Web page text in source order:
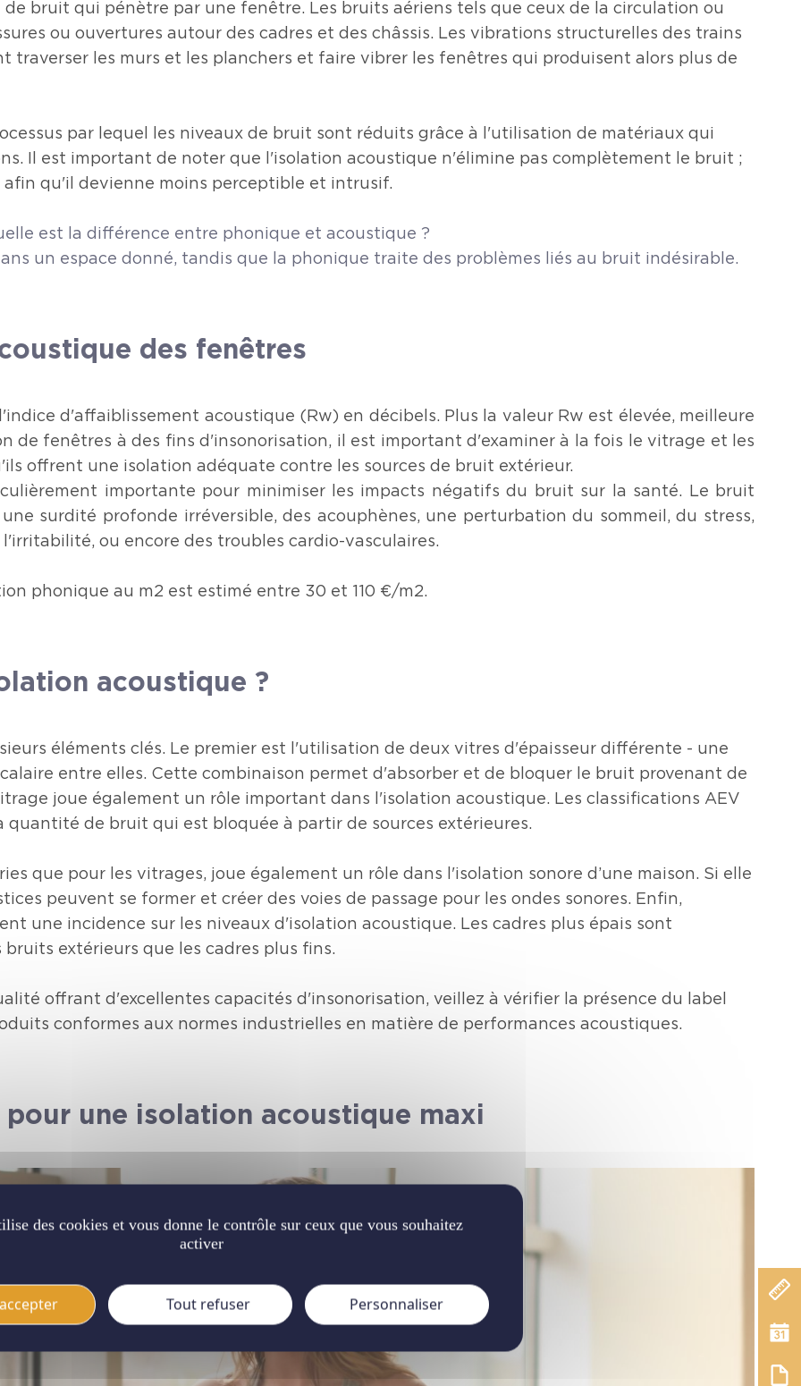
bruit qui pénètre par une fenêtre. Les bruits aériens tels que ceux de la circulation ou
ou ouvertures autour des cadres et des châssis. Les vibrations structurelles des trains
traverser les murs et les planchers et faire vibrer les fenêtres qui produisent alors plus de
par lequel les niveaux de bruit sont réduits grâce à l'utilisation de matériaux qui
Il est important de noter que l'isolation acoustique n'élimine pas complètement le bruit ;
qu'il devienne moins perceptible et intrusif.
est la différence entre phonique et acoustique ?
un espace donné, tandis que la phonique traite des problèmes liés au bruit indésirable.
des fenêtres
d'affaiblissement acoustique (Rw) en décibels. Plus la valeur Rw est élevée, meilleure
de fenêtres à des fins d'insonorisation, il est important d'examiner à la fois le vitrage et les
offrent une isolation adéquate contre les sources de bruit extérieur.
importante pour minimiser les impacts négatifs du bruit sur la santé. Le bruit
surdité profonde irréversible, des acouphènes, une perturbation du sommeil, du stress,
ou encore des troubles cardio-vasculaires.
phonique au m2 est estimé entre 30 et 110 €/m2.
acoustique ?
éléments clés. Le premier est l'utilisation de deux vitres d'épaisseur différente - une
entre elles. Cette combinaison permet d'absorber et de bloquer le bruit provenant de
joue également un rôle important dans l'isolation acoustique. Les classifications AEV
de bruit qui est bloquée à partir de sources extérieures.
que pour les vitrages, joue également un rôle dans l'isolation sonore d’une maison. Si elle
peuvent se former et créer des voies de passage pour les ondes sonores. Enfin,
une incidence sur les niveaux d'isolation acoustique. Les cadres plus épais sont
extérieurs que les cadres plus fins.
offrant d'excellentes capacités d'insonorisation, veillez à vérifier la présence du label
conformes aux normes industrielles en matière de performances acoustiques.
une isolation acoustique maxi
des cookies et vous donne le contrôle sur ceux que vous souhaitez
activer
Tout refuser Personnaliser